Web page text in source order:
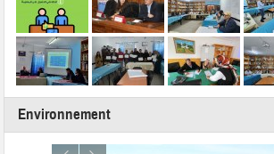
Environnement